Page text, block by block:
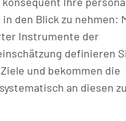
den Blick zu nehmen:
Instrumente der
definieren
und bekommen die
an diesen zu